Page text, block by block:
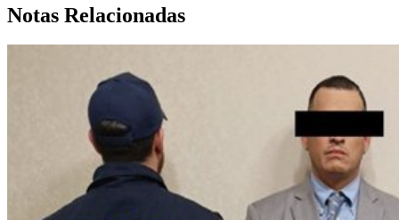
Notas Relacionadas